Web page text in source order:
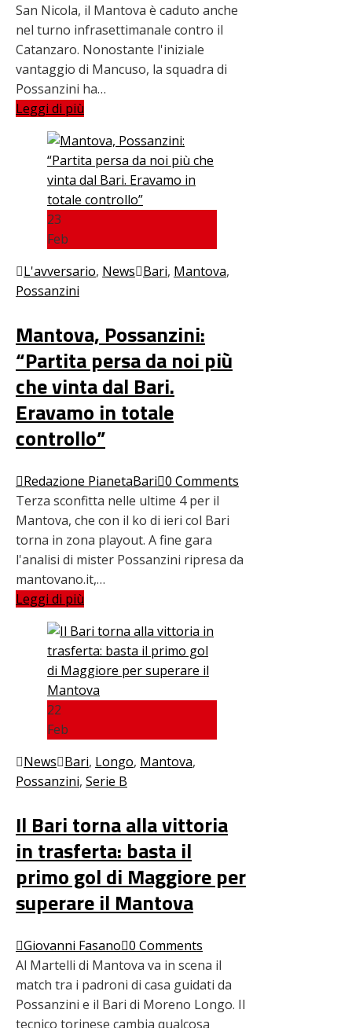
San Nicola, il Mantova è caduto anche
nel turno infrasettimanale contro il
Catanzaro. Nonostante l'iniziale
vantaggio di Mancuso, la squadra di
Possanzini ha…
Leggi di più
23
Feb
L'avversario, News Bari, Mantova,
Possanzini
Mantova, Possanzini:
“Partita persa da noi più
che vinta dal Bari.
Eravamo in totale
controllo”
Redazione PianetaBari 0 Comments
Terza sconfitta nelle ultime 4 per il
Mantova, che con il ko di ieri col Bari
torna in zona playout. A fine gara
l'analisi di mister Possanzini ripresa da
mantovano.it,…
Leggi di più
22
Feb
News Bari, Longo, Mantova,
Possanzini, Serie B
Il Bari torna alla vittoria
in trasferta: basta il
primo gol di Maggiore per
superare il Mantova
Giovanni Fasano 0 Comments
Al Martelli di Mantova va in scena il
match tra i padroni di casa guidati da
Possanzini e il Bari di Moreno Longo. Il
tecnico torinese cambia qualcosa